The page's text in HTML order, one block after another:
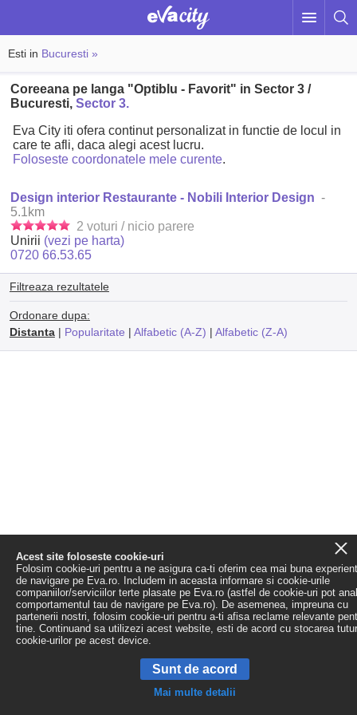
Esti in Bucuresti »
Coreeana pe langa "Optiblu - Favorit" in Sector 3 /
Bucuresti,Sector 3.
Eva City iti ofera continut personalizat in functie de locul in
care te afli, daca alegi acest lucru.
Foloseste coordonatele mele curente.
Design interior Restaurante - Nobili Interior Design -
5.1km
2 voturi / nicio parere
Unirii (vezi pe harta)
0720 66.53.65
Filtreaza rezultatele
Ordonare dupa:
Distanta| Popularitate | Alfabetic (A-Z) | Alfabetic (Z-A)
Acest site foloseste cookie-uri
Folosim cookie-uri pentru a ne asigura ca-ti oferim cea mai buna
de navigare pe Eva.ro. Includem in aceasta informare si cookie-urile
companiilor/serviciilor terte plasate pe Eva.ro (astfel de cookie-uri pot
comportamentul tau de navigare pe Eva.ro). De asemenea, impreuna cu
partenerii nostri, folosim cookie-uri pentru a-ti afisa reclame relevante
tine. Continuand sa utilizezi acest website, esti de acord cu stocarea
cookie-urilor pe acest device.
Sunt de acord
Mai multe detalii